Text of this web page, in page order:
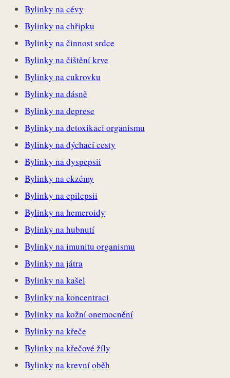
Bylinky na cévy
Bylinky na chřipku
Bylinky na činnost srdce
Bylinky na čištění krve
Bylinky na cukrovku
Bylinky na dásně
Bylinky na deprese
Bylinky na detoxikaci organismu
Bylinky na dýchací cesty
Bylinky na dyspepsii
Bylinky na ekzémy
Bylinky na epilepsii
Bylinky na hemeroidy
Bylinky na hubnutí
Bylinky na imunitu organismu
Bylinky na játra
Bylinky na kašel
Bylinky na koncentraci
Bylinky na kožní onemocnění
Bylinky na křeče
Bylinky na křečové žíly
Bylinky na krevní oběh